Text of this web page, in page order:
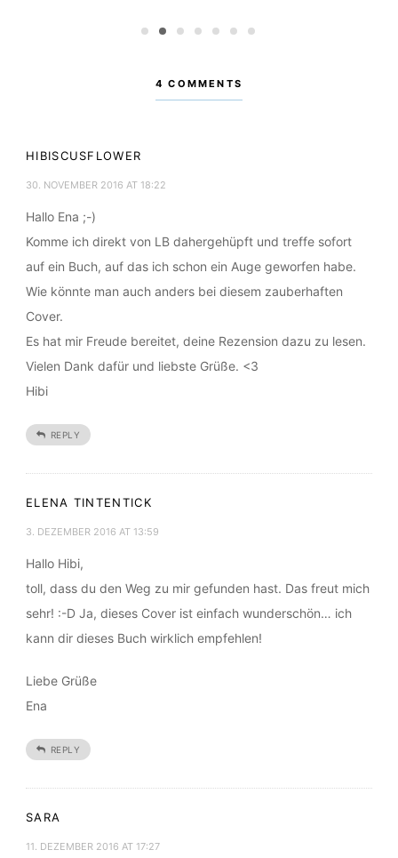
1 2 3 4 5 6 7
4 COMMENTS
HIBISCUSFLOWER
30. NOVEMBER 2016 AT 18:22
Hallo Ena ;-)
Komme ich direkt von LB dahergehüpft und treffe sofort
auf ein Buch, auf das ich schon ein Auge geworfen habe.
Wie könnte man auch anders bei diesem zauberhaften
Cover.
Es hat mir Freude bereitet, deine Rezension dazu zu lesen.
Vielen Dank dafür und liebste Grüße. <3
Hibi
REPLY
ELENA TINTENTICK
3. DEZEMBER 2016 AT 13:59
Hallo Hibi,
toll, dass du den Weg zu mir gefunden hast. Das freut mich
sehr! :-D Ja, dieses Cover ist einfach wunderschön… ich
kann dir dieses Buch wirklich empfehlen!
Liebe Grüße
Ena
REPLY
SARA
11. DEZEMBER 2016 AT 17:27